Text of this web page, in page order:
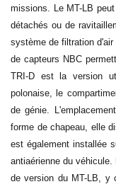
missions. Le MT-LB
détachés ou de
système de filtration
de capteurs NBC
TRI-D est la version
polonaise, le
de génie.
forme de chapeau, elle
est également installée
antiaérienne du véhicule.
de version du MT-LB, y